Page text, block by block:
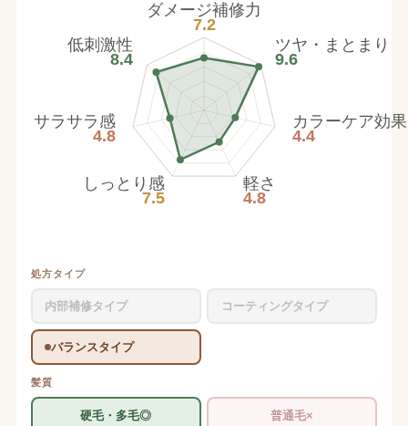
ダメージ補修力
7.2
ツヤ・まとまり
9.6
カラーケア効果
4.4
軽さ
4.8
しっとり感
7.5
サラサラ感
4.8
低刺激性
8.4
処方タイプ
内部補修タイプ コーティングタイプ
バランスタイプ
髪質
硬毛・多毛◎ 普通毛×